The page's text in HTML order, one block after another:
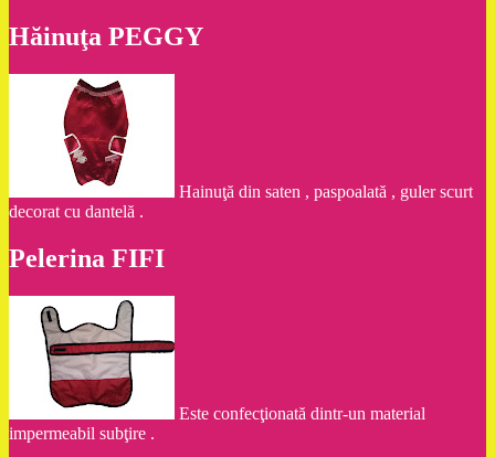
Hăinuţa PEGGY
Hainuţă din saten , paspoalată , guler scurt
decorat cu dantelă .
Pelerina FIFI
Este confecţionată dintr-un material
impermeabil subţire .